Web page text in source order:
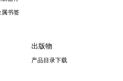
属书签
出版物
产品目录下载